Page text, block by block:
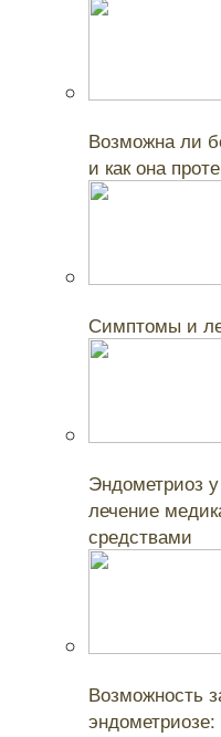
Возможна ли
и как она
Симптомы и
Эндометриоз
лечение
средствами
Возможность